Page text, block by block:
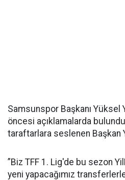
Samsunspor Başkanı Yüksel
öncesi açıklamalarda bulundu.
taraftarlara seslenen Başkan
”Biz TFF 1. Lig'de bu sezon
yeni yapacağımız